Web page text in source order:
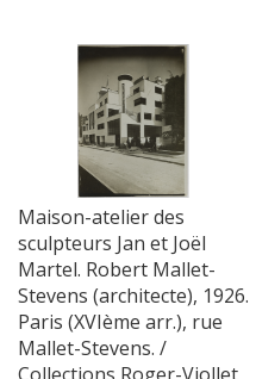
Maison-atelier des
sculpteurs Jan et Joël
Martel. Robert Mallet-
Stevens (architecte), 1926.
Paris (XVIème arr.), rue
Mallet-Stevens. /